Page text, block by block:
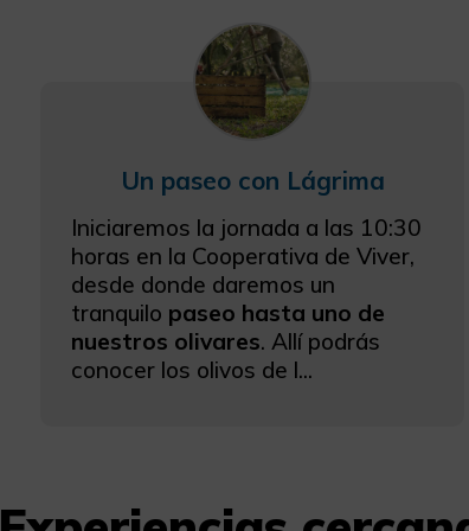
Un paseo con Lágrima
Iniciaremos la jornada a las 10:30
horas en la Cooperativa de Viver,
desde donde daremos un
tranquilo paseo hasta uno de
nuestros olivares. Allí podrás
conocer los olivos de l...